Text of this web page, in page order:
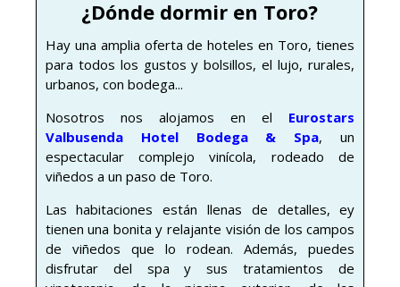
¿Dónde dormir en Toro?
Hay una amplia oferta de hoteles en Toro, tienes
para todos los gustos y bolsillos, el lujo, rurales,
urbanos, con bodega...
Nosotros nos alojamos en el Eurostars
Valbusenda Hotel Bodega & Spa, un
espectacular complejo vinícola, rodeado de
viñedos a un paso de Toro.
Las habitaciones están llenas de detalles, ey
tienen una bonita y relajante visión de los campos
de viñedos que lo rodean. Además, puedes
disfrutar del spa y sus tratamientos de